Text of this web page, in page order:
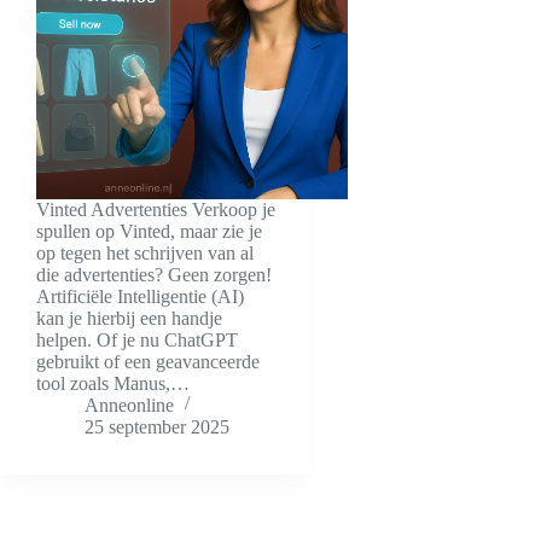
Vinted Advertenties Verkoop je
spullen op Vinted, maar zie je
op tegen het schrijven van al
die advertenties? Geen zorgen!
Artificiële Intelligentie (AI)
kan je hierbij een handje
helpen. Of je nu ChatGPT
gebruikt of een geavanceerde
tool zoals Manus,…
Anneonline
25 september 2025